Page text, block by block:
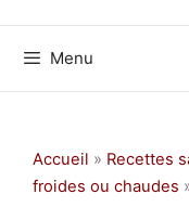
Menu
Accueil » Recettes
froides ou chaudes